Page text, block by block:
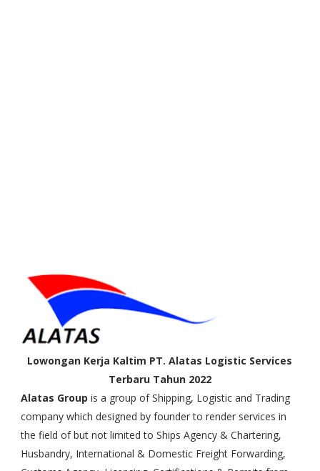
Lowongan Kerja Kaltim PT. Alatas Logistic Services
Terbaru Tahun 2022
Alatas Group is a group of Shipping, Logistic and Trading
company which designed by founder to render services in
the field of but not limited to Ships Agency & Chartering,
Husbandry, International & Domestic Freight Forwarding,